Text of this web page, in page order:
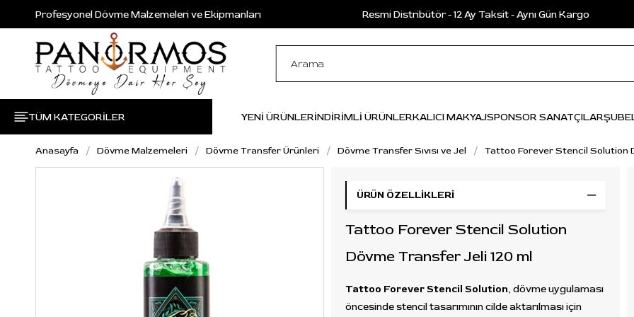
Profesyonel Dövme Malzemeleri ve Ekipmanları Resmi Distribütör - 12 Ay Taksit - Aynı Gün Kargo
TÜM KATEGORİLER YENİ ÜRÜNLERİNDİRİMLİ ÜRÜNLERKALICI MAKYAJSPONSOR SANATÇILAR
Anasayfa Dövme Malzemeleri Dövme Transfer Ürünleri Dövme Transfer Sıvısı ve Jel Tattoo Forever Stencil Solution
ÜRÜN ÖZELLIKLERI
Tattoo Forever Stencil Solution
Dövme Transfer Jeli 120 ml
Tattoo Forever Stencil Solution, dövme uygulaması
öncesinde stencil tasarımının cilde aktarılması için